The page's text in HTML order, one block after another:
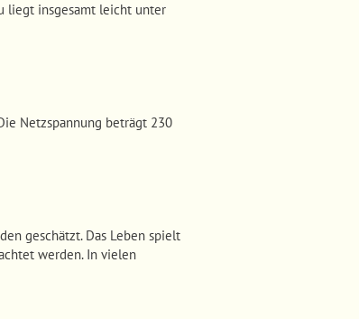
liegt insgesamt leicht unter
Netzspannung beträgt 230
geschätzt. Das Leben spielt
werden. In vielen